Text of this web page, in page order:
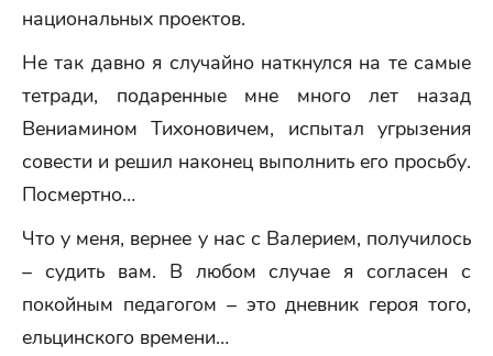
национальных проектов.
Не так давно я случайно наткнулся на те самые
тетради, подаренные мне много лет назад
Вениамином Тихоновичем, испытал угрызения
совести и решил наконец выполнить его просьбу.
Посмертно…
Что у меня, вернее у нас с Валерием, получилось
– судить вам. В любом случае я согласен с
покойным педагогом – это дневник героя того,
ельцинского времени…